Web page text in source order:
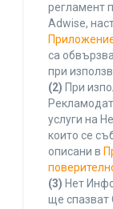
регламент
Adwise,
са
при
(2) При
услуги на
които се
описани в
(3) Нет
ще спазват